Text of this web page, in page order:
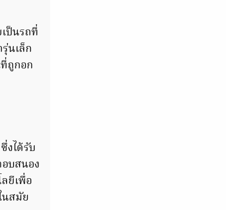
ป็นรถที่
นเล็ก
ถูกอก
งได้รับ
บสนอง
ยีเพื่อ
นสมัย